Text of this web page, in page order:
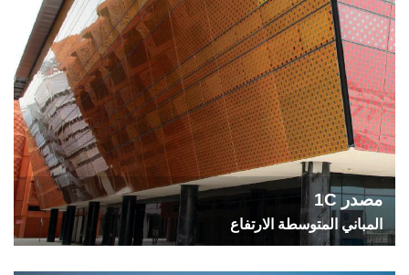
مصدر 1C
المباني المتوسطة الارتفاع